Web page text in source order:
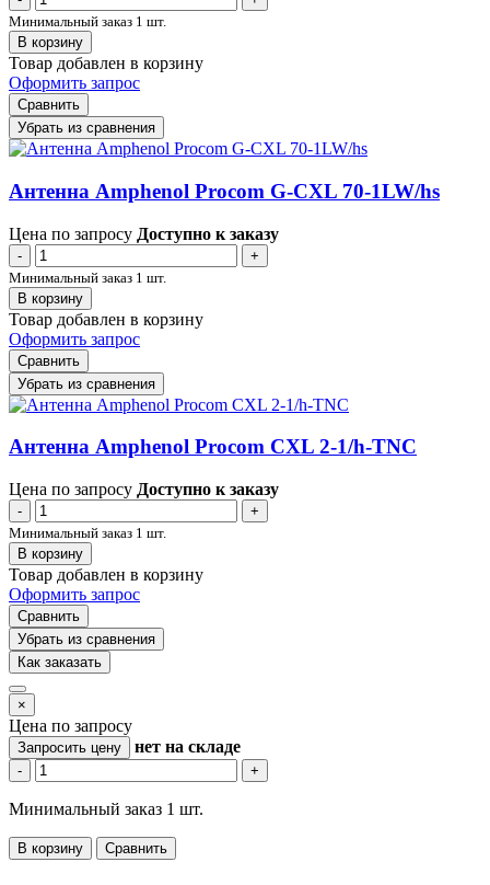
Минимальный заказ 1 шт.
В корзину
Товар добавлен в корзину
Оформить запрос
Сравнить
Убрать из сравнения
Антенна Amphenol Procom G-CXL 70-1LW/hs
Цена по запросу Доступно к заказу
-
+
Минимальный заказ 1 шт.
В корзину
Товар добавлен в корзину
Оформить запрос
Сравнить
Убрать из сравнения
Антенна Amphenol Procom CXL 2-1/h-TNC
Цена по запросу Доступно к заказу
-
+
Минимальный заказ 1 шт.
В корзину
Товар добавлен в корзину
Оформить запрос
Сравнить
Убрать из сравнения
Как заказать
×
Цена по запросу
Запросить цену нет на складе
- +
Минимальный заказ 1 шт.
В корзину Сравнить